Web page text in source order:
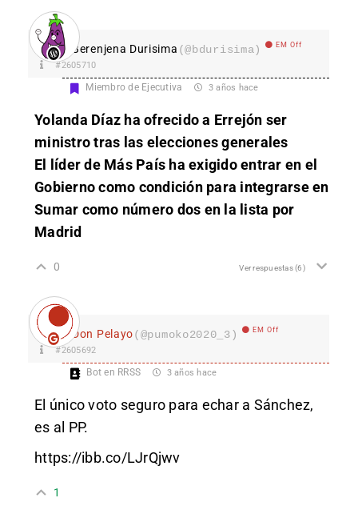
Berenjena Durisima (@bdurisima) EM Off
#2605710
Miembro de Ejecutiva 3 años hace
Yolanda Díaz ha ofrecido a Errejón ser
ministro tras las elecciones generales
El líder de Más País ha exigido entrar en el
Gobierno como condición para integrarse en
Sumar como número dos en la lista por
Madrid
0 Ver respuestas(6)
Don Pelayo(@pumoko2020_3) EM Off
#2605692
Bot en RRSS 3 años hace
El único voto seguro para echar a Sánchez,
es al PP.
https://ibb.co/LJrQjwv
1